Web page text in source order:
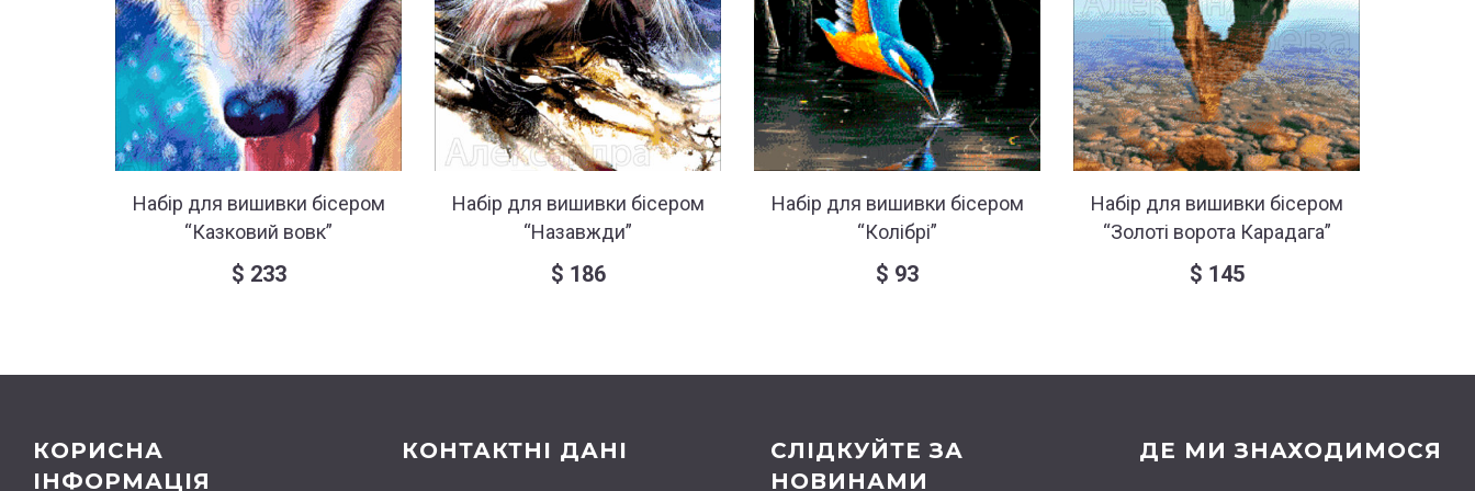
Набір для вишивки бісером
“Казковий вовк”
$ 233
Набір для вишивки бісером
“Назавжди”
$ 186
Набір для вишивки бісером
“Колібрі”
$ 93
Набір для вишивки бісером
“Золоті ворота Карадага”
$ 145
КОРИСНА
ІНФОРМАЦІЯ
КОНТАКТНІ ДАНІ
СЛІДКУЙТЕ ЗА
НОВИНАМИ
ДЕ МИ ЗНАХОДИМОСЯ